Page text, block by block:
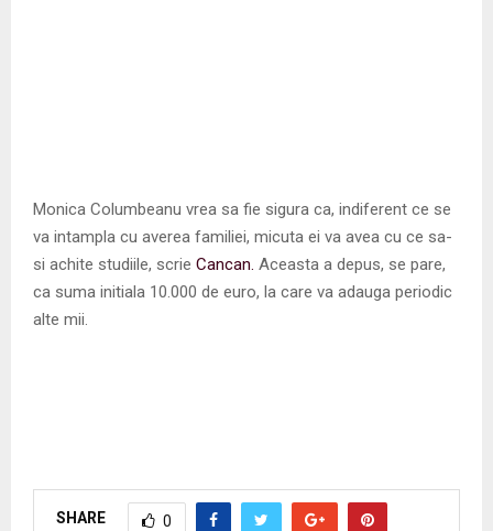
Monica Columbeanu vrea sa fie sigura ca, indiferent ce se
va intampla cu averea familiei, micuta ei va avea cu ce sa-
si achite studiile, scrie Cancan. Aceasta a depus, se pare,
ca suma initiala 10.000 de euro, la care va adauga periodic
alte mii.
SHARE 0